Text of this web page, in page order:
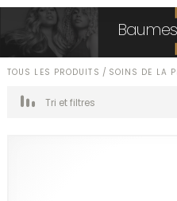
TOUS LES PRODUITS / SOINS DE LA
Tri et filtres